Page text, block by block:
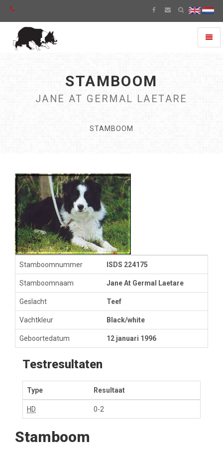
STAMBOOM
JANE AT GERMAL LAETARE
STAMBOOM
Stamboomnummer ISDS 224175
Stamboomnaam Jane At Germal Laetare
Geslacht Teef
Vachtkleur Black/white
Geboortedatum 12 januari 1996
Testresultaten
Type Resultaat
HD 0-2
Stamboom